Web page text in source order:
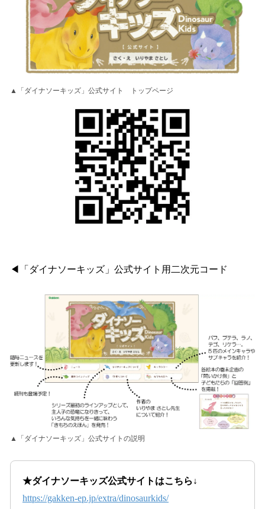
▲「ダイナソーキッズ」公式サイト トップページ
◀「ダイナソーキッズ」公式サイト用二次元コード
▲「ダイナソーキッズ」公式サイトの説明
★ダイナソーキッズ公式サイトはこちら↓
https://gakken-ep.jp/extra/dinosaurkids/